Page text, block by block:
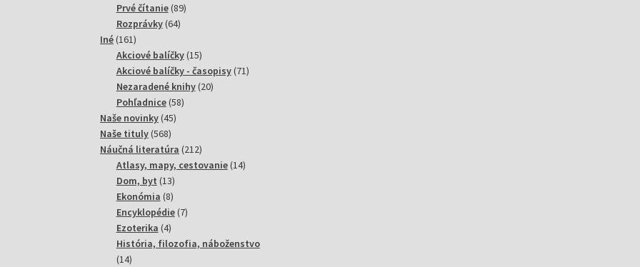
Prvé čítanie 8989
Rozprávky 6464
Iné 161161
produktov
Akciové balíčky 1515
produktov
Akciové balíčky - časopisy 7171
Nezaradené knihy 2020
Pohľadnice 5858
Naše novinky 4545
Naše tituly 568568
produktov
Náučná literatúra 212212
produktov
Atlasy, mapy, cestovanie 1414
Dom, byt 1313
produktov
Ekonómia 88
produktov
Encyklopédie 77
Ezoterika 44
produkty
História, filozofia, náboženstvo
1414